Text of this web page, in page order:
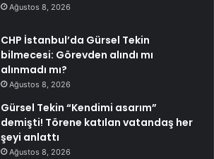
Ağustos 8, 2026
CHP İstanbul’da Gürsel Tekin
bilmecesi: Görevden alındı mı
alınmadı mı?
Ağustos 8, 2026
Gürsel Tekin “Kendimi asarım”
demişti! Törene katılan vatandaş her
şeyi anlattı
Ağustos 8, 2026